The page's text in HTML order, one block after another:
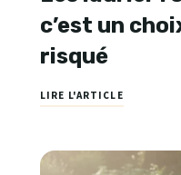
c’est un
risqué
LIRE L'ARTICLE